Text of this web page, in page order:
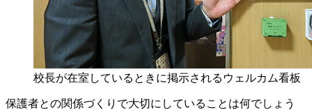
校長が在室しているときに掲示されるウェルカム看板
保護者との関係づくりで大切にしていることは何でしょう